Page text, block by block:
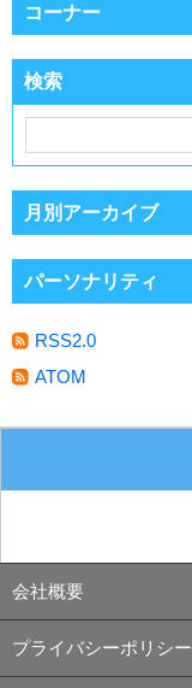
コーナー
検索
月別アーカイブ
パーソナリティ
RSS2.0
ATOM
会社概要
プライバシーポリシー